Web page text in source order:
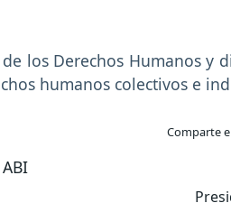
los Derechos Humanos
humanos colectivos e
Comparte